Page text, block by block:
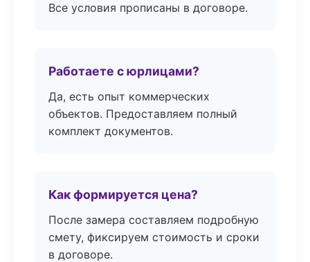
Все условия прописаны в договоре.
Работаете с юрлицами?
Да, есть опыт коммерческих
объектов. Предоставляем полный
комплект документов.
Как формируется цена?
После замера составляем подробную
смету, фиксируем стоимость и сроки
в договоре.